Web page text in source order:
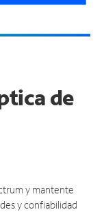
de
y mantente
y confiabilidad